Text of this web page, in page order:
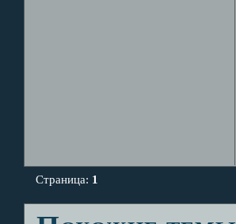
Страница: 1